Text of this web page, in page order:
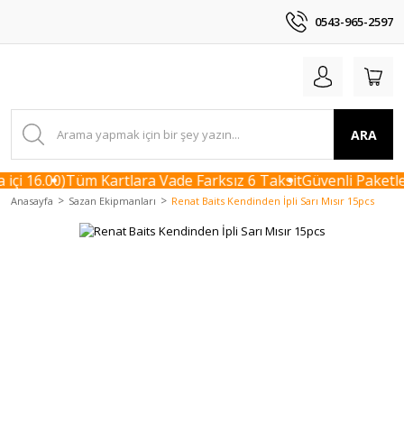
0543-965-2597
ARA
16.00)Tüm Kartlara Vade Farksız 6 TaksitGüvenli
Anasayfa Sazan Ekipmanları Renat Baits Kendinden İpli Sarı Mısır 15pcs